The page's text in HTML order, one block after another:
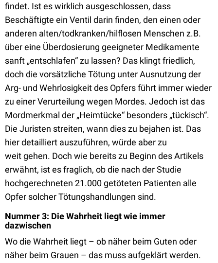
findet. Ist es wirklich ausgeschlossen, dass
Beschäftigte ein Ventil darin finden, den einen oder
anderen alten/todkranken/hilflosen Menschen z.B.
über eine Überdosierung geeigneter Medikamente
sanft „entschlafen“ zu lassen? Das klingt friedlich,
doch die vorsätzliche Tötung unter Ausnutzung der
Arg- und Wehrlosigkeit des Opfers führt immer wieder
zu einer Verurteilung wegen Mordes. Jedoch ist das
Mordmerkmal der „Heimtücke“ besonders „tückisch“.
Die Juristen streiten, wann dies zu bejahen ist. Das
hier detailliert auszuführen, würde aber zu
weit gehen. Doch wie bereits zu Beginn des Artikels
erwähnt, ist es fraglich, ob die nach der Studie
hochgerechneten 21.000 getöteten Patienten alle
Opfer solcher Tötungshandlungen sind.
Nummer 3: Die Wahrheit liegt wie immer
dazwischen
Wo die Wahrheit liegt – ob näher beim Guten oder
näher beim Grauen – das muss aufgeklärt werden.